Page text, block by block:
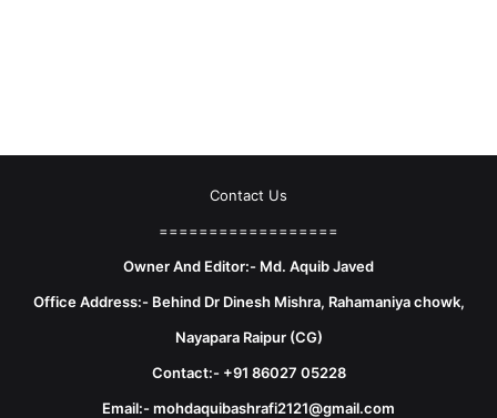
Contact Us
==================
Owner And Editor:- Md. Aquib Javed
Office Address:- Behind Dr Dinesh Mishra, Rahamaniya chowk,
Nayapara Raipur (CG)
Contact:- +91 86027 05228
Email:- mohdaquibashrafi2121@gmail.com